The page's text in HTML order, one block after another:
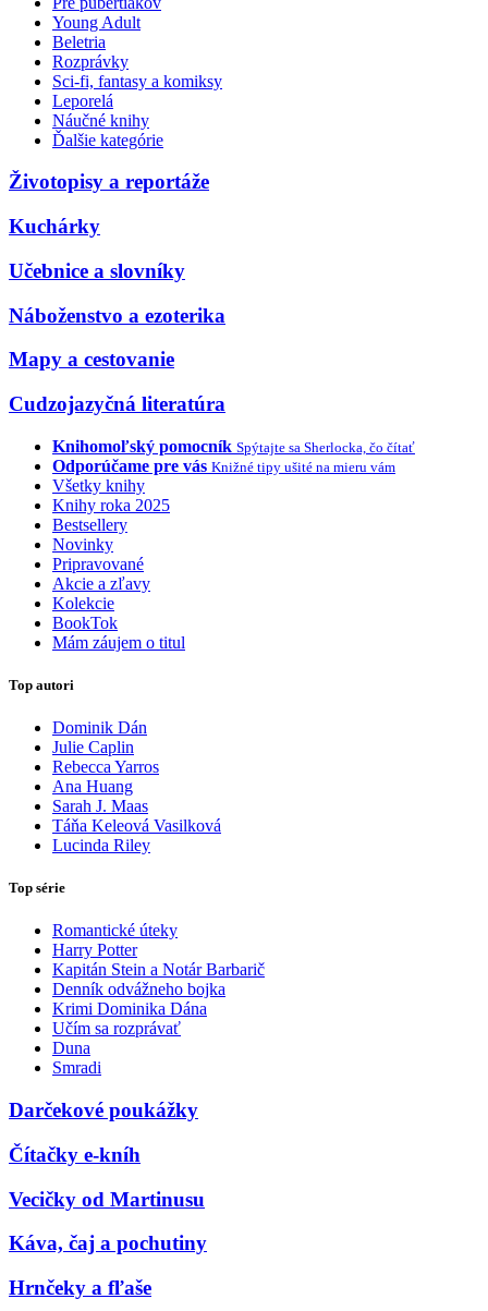
Young Adult
Beletria
Rozprávky
Sci-fi, fantasy a komiksy
Leporelá
Náučné knihy
Ďalšie kategórie
Životopisy a reportáže
Kuchárky
Učebnice a slovníky
Náboženstvo a ezoterika
Mapy a cestovanie
Cudzojazyčná literatúra
Knihomoľský pomocník Spýtajte sa Sherlocka, čo čítať
Odporúčame pre vás Knižné tipy ušité na mieru vám
Všetky knihy
Knihy roka 2025
Bestsellery
Novinky
Pripravované
Akcie a zľavy
Kolekcie
BookTok
Mám záujem o titul
Top autori
Dominik Dán
Julie Caplin
Rebecca Yarros
Ana Huang
Sarah J. Maas
Táňa Keleová Vasilková
Lucinda Riley
Top série
Romantické úteky
Harry Potter
Kapitán Stein a Notár Barbarič
Denník odvážneho bojka
Krimi Dominika Dána
Učím sa rozprávať
Duna
Smradi
Darčekové poukážky
Čítačky e-kníh
Vecičky od Martinusu
Káva, čaj a pochutiny
Hrnčeky a fľaše